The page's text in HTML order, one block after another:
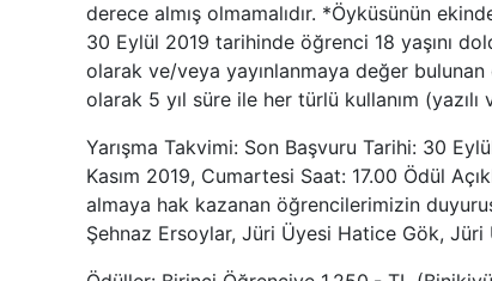
derece almış olmamalıdır. *Öyküsünün
30 Eylül 2019 tarihinde öğrenci 18 yaşını
olarak ve/veya yayınlanmaya değer bulunan
olarak 5 yıl süre ile her türlü kullanım
Yarışma Takvimi: Son Başvuru Tarihi: 30
Kasım 2019, Cumartesi Saat: 17.00 Ödül
almaya hak kazanan öğrencilerimizin
Şehnaz Ersoylar, Jüri Üyesi Hatice Gök, Jüri